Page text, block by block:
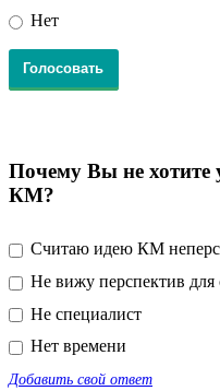
Нет
Почему Вы не хотите
КМ?
Считаю идею КМ
Не вижу перспектив для
Не специалист
Нет времени
Добавить свой ответ